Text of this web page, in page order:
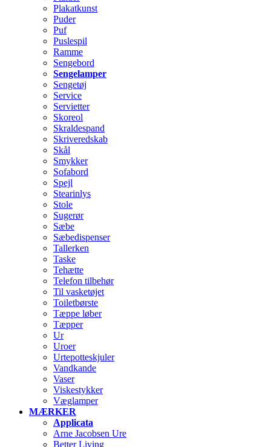
Plakatkunst
Puder
Puf
Puslespil
Ramme
Sengebord
Sengelamper
Sengetøj
Service
Servietter
Skoreol
Skraldespand
Skriveredskab
Skål
Smykker
Sofabord
Spejl
Stearinlys
Stole
Sugerør
Sæbe
Sæbedispenser
Tallerken
Taske
Tehætte
Telefon tilbehør
Til vasketøjet
Toiletbørste
Tæppe løber
Tæpper
Ur
Uroer
Urtepotteskjuler
Vandkande
Vaser
Viskestykker
Væglamper
MÆRKER
Applicata
Arne Jacobsen Ure
Better Living